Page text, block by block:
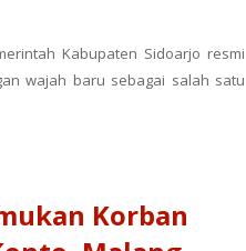
Kabupaten Sidoarjo resmi
wajah baru sebagai salah satu
Korban